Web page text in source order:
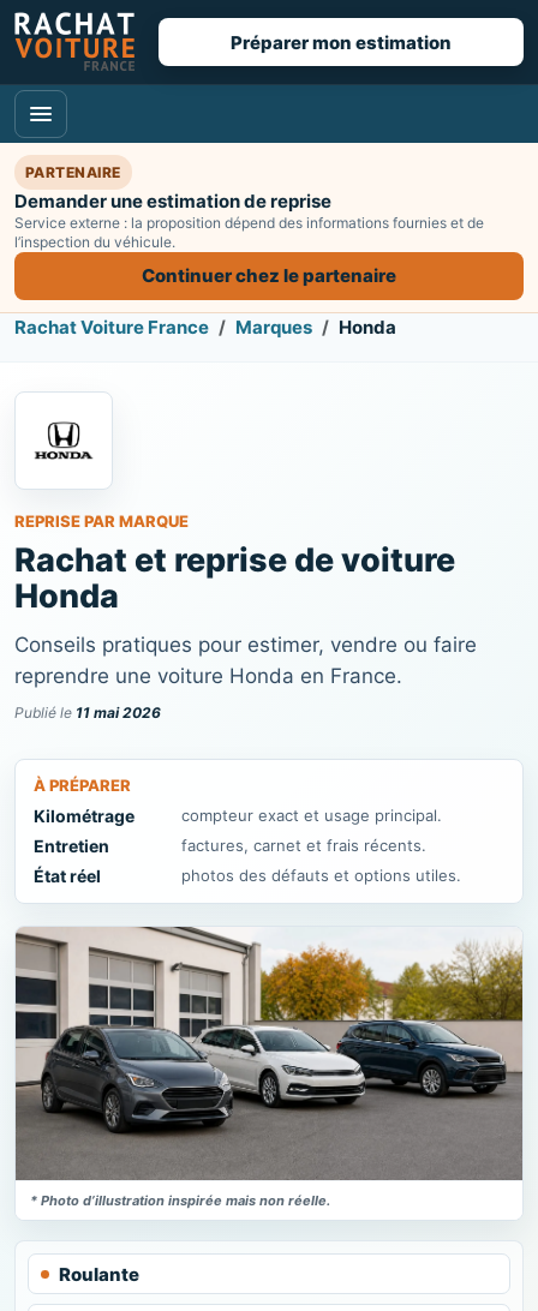
Préparer mon estimation
PARTENAIRE
Demander une estimation de reprise
Service externe : la proposition dépend des informations fournies et de
l’inspection du véhicule.
Continuer chez le partenaire
Rachat Voiture France Marques Honda
REPRISE PAR MARQUE
Rachat et reprise de voiture
Honda
Conseils pratiques pour estimer, vendre ou faire
reprendre une voiture Honda en France.
Publié le 11 mai 2026
À PRÉPARER
Kilométrage compteur exact et usage principal.
Entretien factures, carnet et frais récents.
État réel photos des défauts et options utiles.
* Photo d’illustration inspirée mais non réelle.
Roulante